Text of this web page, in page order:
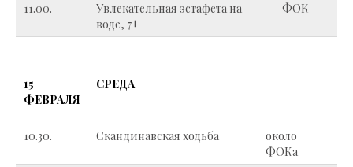
11.00.
Увлекательная эстафета на
воде, 7+
ФОК
15
ФЕВРАЛЯ
СРЕДА
10.30. Скандинавская ходьба
около
ФОКа